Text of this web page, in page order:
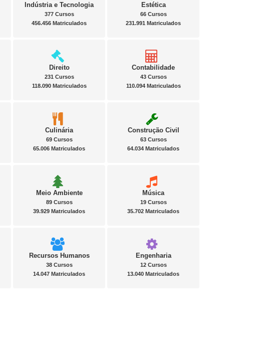
Indústria e Tecnologia
377 Cursos
456.456 Matriculados
Estética
66 Cursos
231.991 Matriculados
Direito
231 Cursos
118.090 Matriculados
Contabilidade
43 Cursos
110.094 Matriculados
Culinária
69 Cursos
65.006 Matriculados
Construção Civil
63 Cursos
64.034 Matriculados
Meio Ambiente
89 Cursos
39.929 Matriculados
Música
19 Cursos
35.702 Matriculados
Recursos Humanos
38 Cursos
14.047 Matriculados
Engenharia
12 Cursos
13.040 Matriculados